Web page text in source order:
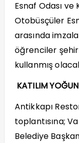
Esnaf Odası
Otobüsçüler
arasında
öğrenciler şehir
kullanmış
KATILIM
Antikkapı
toplantısına;
Belediye